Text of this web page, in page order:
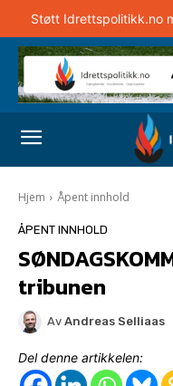
Støtt Idrettspolitikk.no
Hjem Åpent innhold
ÅPENT INNHOLD
tribunen
Av Andreas Selliaas
Del denne artikkelen: